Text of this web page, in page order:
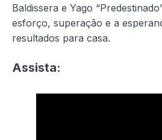
Baldissera e Yago
esforço, superação e a
resultados para casa.
Assista: